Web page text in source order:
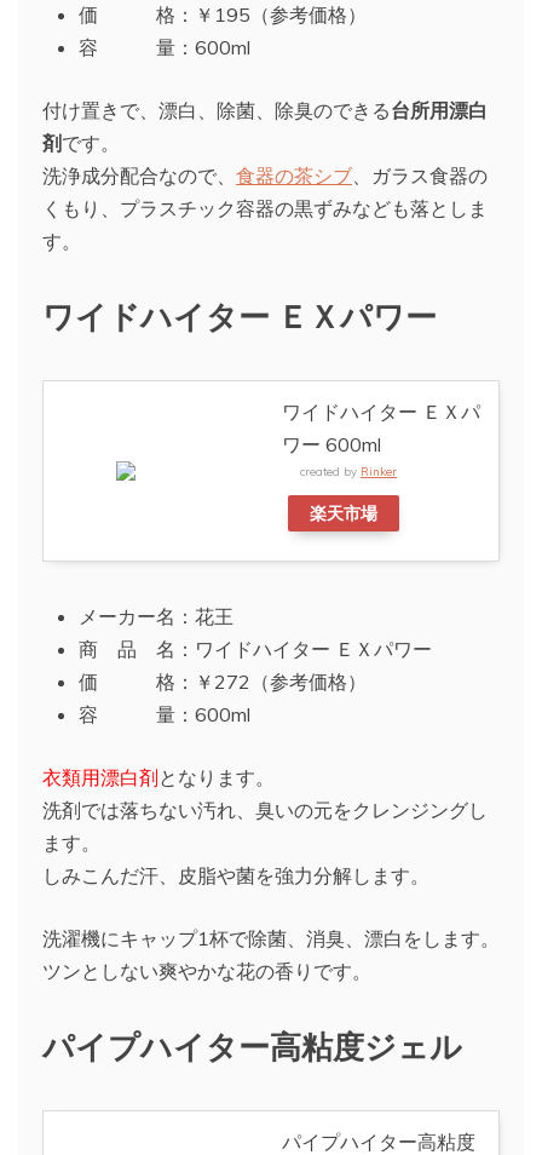
価 格：￥195（参考価格）
容 量：600ml
付け置きで、漂白、除菌、除臭のできる台所用漂白
剤です。
洗浄成分配合なので、 食器の茶シブ 、ガラス食器の
くもり、プラスチック容器の黒ずみなども落としま
す。
ワイドハイター ＥＸパワー
ワイドハイター ＥＸパ
ワー 600ml
created by Rinker
楽天市場
メーカー名：花王
商 品 名：ワイドハイター ＥＸパワー
価 格：￥272（参考価格）
容 量：600ml
衣類用漂白剤となります。
洗剤では落ちない汚れ、臭いの元をクレンジングし
ます。
しみこんだ汗、皮脂や菌を強力分解します。
洗濯機にキャップ1杯で除菌、消臭、漂白をします。
ツンとしない爽やかな花の香りです。
パイプハイター高粘度ジェル
パイプハイター高粘度